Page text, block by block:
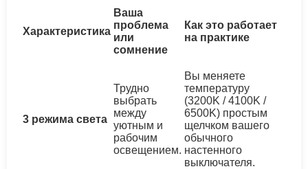
Характеристика
Ваша
проблема
или
сомнение
Как это работает
на практике
3 режима света
Трудно
выбрать
между
уютным и
рабочим
освещением.
Вы меняете
температуру
(3200K / 4100K /
6500K) простым
щелчком вашего
обычного
настенного
выключателя.